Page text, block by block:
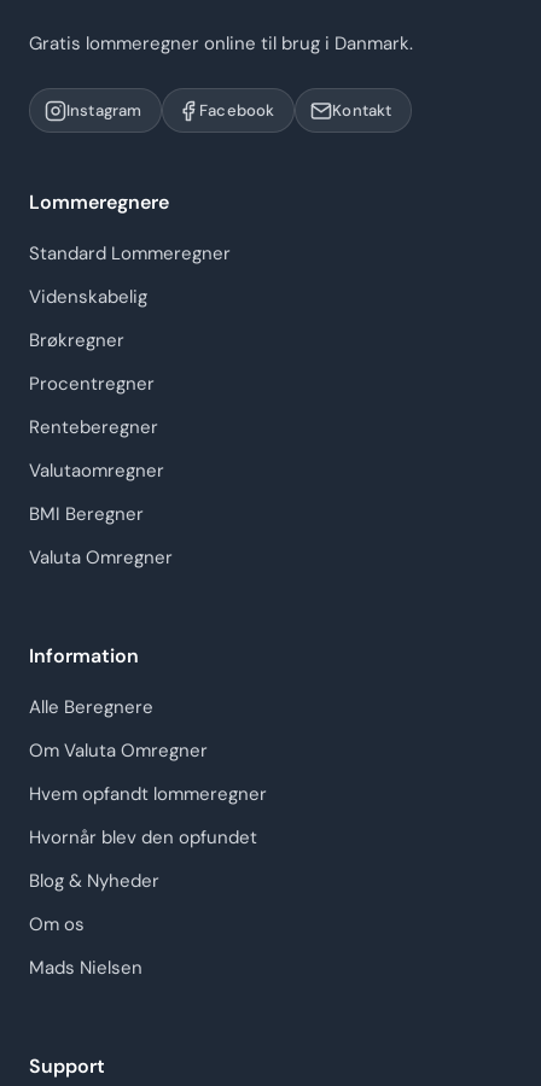
Gratis lommeregner online til brug i Danmark.
Instagram Facebook Kontakt
Lommeregnere
Standard Lommeregner
Videnskabelig
Brøkregner
Procentregner
Renteberegner
Valutaomregner
BMI Beregner
Valuta Omregner
Information
Alle Beregnere
Om Valuta Omregner
Hvem opfandt lommeregner
Hvornår blev den opfundet
Blog & Nyheder
Om os
Mads Nielsen
Support